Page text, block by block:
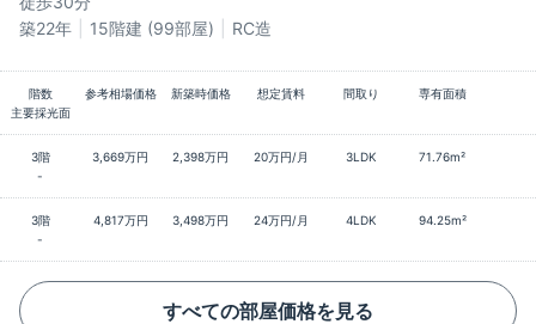
築22年
15階建 (99部屋) RC造
階数 参考相場価格 新築時価格 想定賃料 間取り
専有面積
主要採光面
3階 3,669万円 2,398万円 20万円/月 3LDK
71.76m²
-
3階 4,817万円 3,498万円 24万円/月 4LDK
94.25m²
-
すべての部屋価格を見る